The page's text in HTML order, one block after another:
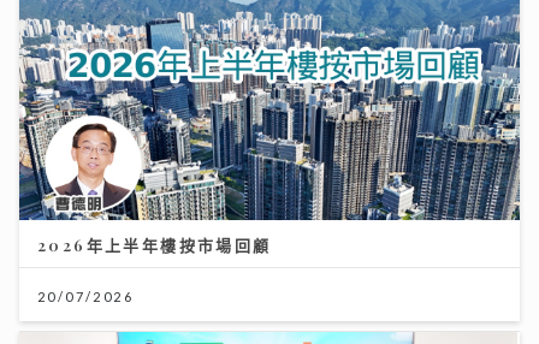
2026年上半年樓按市場回顧
20/07/2026